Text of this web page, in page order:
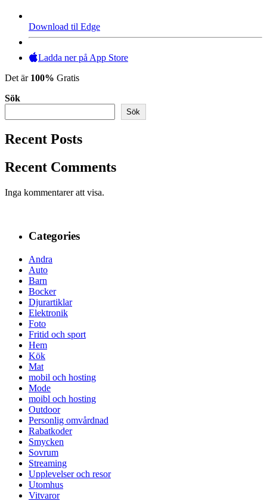
Download til Edge
Ladda ner på App Store
Det är 100% Gratis
Sök
Sök
Recent Posts
Recent Comments
Inga kommentarer att visa.
Categories
Andra
Auto
Barn
Bocker
Djurartiklar
Elektronik
Foto
Fritid och sport
Hem
Kök
Mat
mobil och hosting
Mode
moibl och hosting
Outdoor
Personlig omvårdnad
Rabatkoder
Smycken
Sovrum
Streaming
Upplevelser och resor
Utomhus
Vitvaror